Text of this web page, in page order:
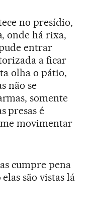
no presídio,
onde há rixa,
entrar
a ficar
olha o pátio,
não se
somente
presas é
movimentar
cumpre pena
são vistas lá